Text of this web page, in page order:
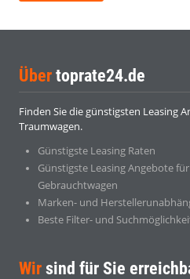
Über toprate24.de
Finden Sie die günstigsten Leasing
Traumwagen.
Günstigste Leasing Raten
Günstigste Leasing Angebote
Gebrauchtwagen
Marken- und
Beste Filter- und
Wir sind für Sie